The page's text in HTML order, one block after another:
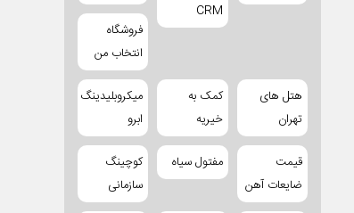
CRM
فروشگاه
انتخاب من
هتل های
تهران
کمک به
خیریه
میکروبلیدینگ
ابرو
قیمت
ضایعات آهن
مفتول سیاه
کوچینگ
سازمانی